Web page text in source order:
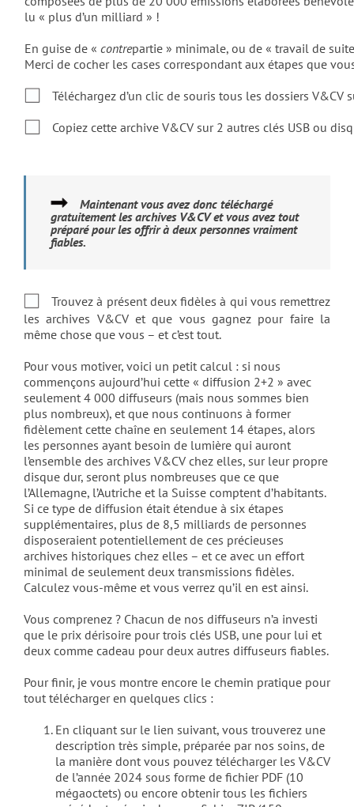
lu « plus d’un milliard » !
En guise de « contrepartie » minimale, ou de « travail de
Merci de cocher les cases correspondant aux étapes que
Téléchargez d’un clic de souris tous les dossiers V&CV
Copiez cette archive V&CV sur 2 autres clés USB ou
Maintenant vous avez donc téléchargé
gratuitement les archives V&CV et vous avez tout
préparé pour les offrir à deux personnes vraiment
fiables.
Trouvez à présent deux fidèles à qui vous remettrez
les archives V&CV et que vous gagnez pour faire la
même chose que vous – et c’est tout.
Pour vous motiver, voici un petit calcul : si nous
commençons aujourd’hui cette « diffusion 2+2 » avec
seulement 4 000 diffuseurs (mais nous sommes bien
plus nombreux), et que nous continuons à former
fidèlement cette chaîne en seulement 14 étapes, alors
les personnes ayant besoin de lumière qui auront
l’ensemble des archives V&CV chez elles, sur leur propre
disque dur, seront plus nombreuses que ce que
l’Allemagne, l’Autriche et la Suisse comptent d’habitants.
Si ce type de diffusion était étendue à six étapes
supplémentaires, plus de 8,5 milliards de personnes
disposeraient potentiellement de ces précieuses
archives historiques chez elles – et ce avec un effort
minimal de seulement deux transmissions fidèles.
Calculez vous-même et vous verrez qu’il en est ainsi.
Vous comprenez ? Chacun de nos diffuseurs n’a investi
que le prix dérisoire pour trois clés USB, une pour lui et
deux comme cadeau pour deux autres diffuseurs fiables.
Pour finir, je vous montre encore le chemin pratique pour
tout télécharger en quelques clics :
En cliquant sur le lien suivant, vous trouverez une
description très simple, préparée par nos soins, de
la manière dont vous pouvez télécharger les V&CV
de l’année 2024 sous forme de fichier PDF (10
mégaoctets) ou encore obtenir tous les fichiers